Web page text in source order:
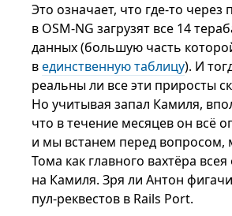
Это означает, что где-то через
в OSM-NG загрузят все 14
данных (большую часть
вединственную таблицу). И
реальны ли все эти приросты
Но учитывая запал Камиля,
что в течение месяцев он всё
и мы встанем перед вопросом,
Тома как главного вахтёра
на Камиля. Зря ли Антон
пул-реквестов в Rails Port.